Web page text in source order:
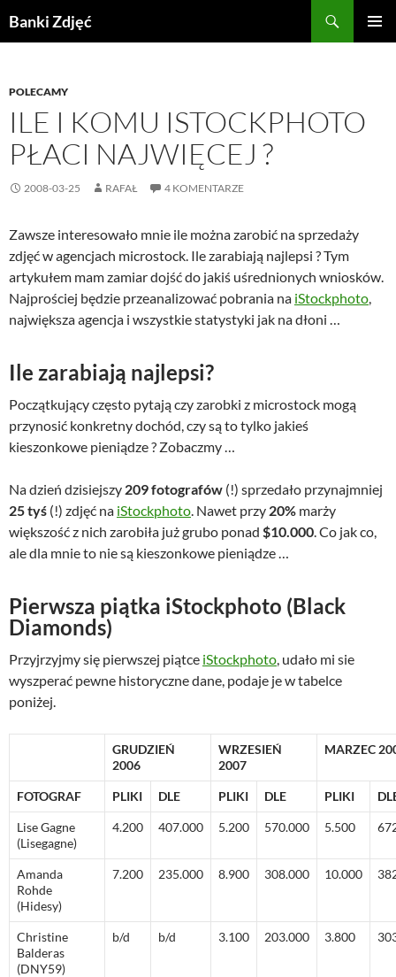
doBanki Zdjęć
POLECAMY
ILE I KOMU ISTOCKPHOTO
PŁACI NAJWIĘCEJ ?
2008-03-25 RAFAŁ 4 KOMENTARZE
Zawsze interesowało mnie ile można zarobić na sprzedaży
zdjęć w agencjach microstock. Ile zarabiają najlepsi ? Tym
artykułem mam zamiar dojść do jakiś uśrednionych wniosków.
Najprościej będzie przeanalizować pobrania na iStockphoto,
największa agencja i wszystkie statystyki jak na dłoni …
Ile zarabiają najlepsi?
Początkujący często pytają czy zarobki z microstock mogą
przynosić konkretny dochód, czy są to tylko jakieś
kieszonkowe pieniądze ? Zobaczmy …
Na dzień dzisiejszy 209 fotografów (!) sprzedało przynajmniej
25 tyś (!) zdjęć na iStockphoto. Nawet przy 20% marży
większość z nich zarobiła już grubo ponad $10.000. Co jak co,
ale dla mnie to nie są kieszonkowe pieniądze …
Pierwsza piątka iStockphoto (Black
Diamonds)
Przyjrzyjmy się pierwszej piątce iStockphoto, udało mi sie
wyszperać pewne historyczne dane, podaje je w tabelce
poniżej.
GRUDZIEŃ
2006
WRZESIEŃ
2007
MARZEC
FOTOGRAF PLIKI DLE PLIKI DLE PLIKI
Lise Gagne
(Lisegagne)
4.200 407.000 5.200 570.000 5.500
Amanda
Rohde
(Hidesy)
7.200 235.000 8.900 308.000 10.000
Christine
Balderas
(DNY59)
b/d b/d 3.100 203.000 3.800